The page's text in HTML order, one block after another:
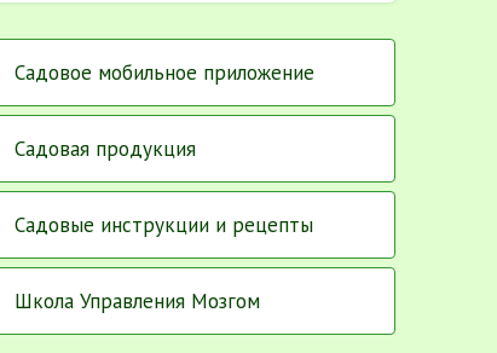
Садовое мобильное приложение
Садовая продукция
Садовые инструкции и рецепты
Школа Управления Мозгом